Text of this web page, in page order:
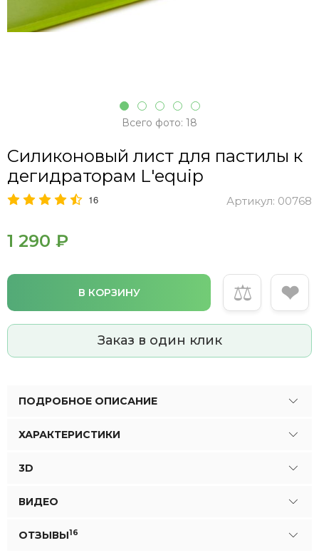
Всего фото: 18
Силиконовый лист для пастилы к
дегидраторам L'equip
16 Артикул: 00768
1 290 ₽
В КОРЗИНУ ⚖ ❤
Заказ в один клик
ПОДРОБНОЕ ОПИСАНИЕ
ХАРАКТЕРИСТИКИ
3D
ВИДЕО
ОТЗЫВЫ16